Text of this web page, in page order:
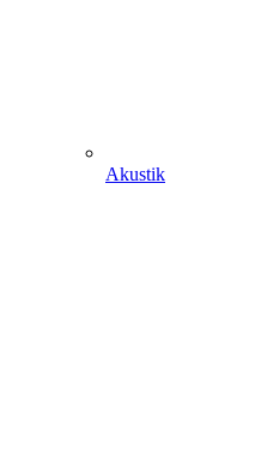
Akustik